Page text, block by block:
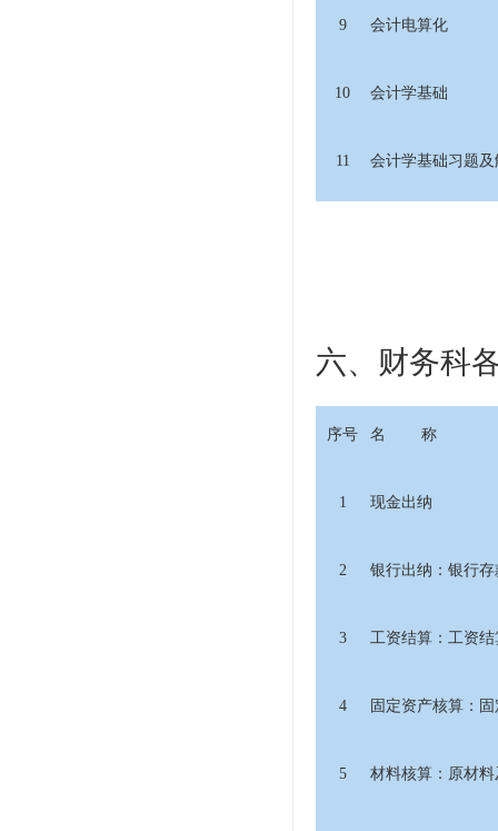
9 会计电算化
10 会计学基础
11 会计学基础习题及
六、财务科
序号 名 称
1 现金出纳
2 银行出纳：银行
3 工资结算：工资结
4 固定资产核算：
5 材料核算：原材